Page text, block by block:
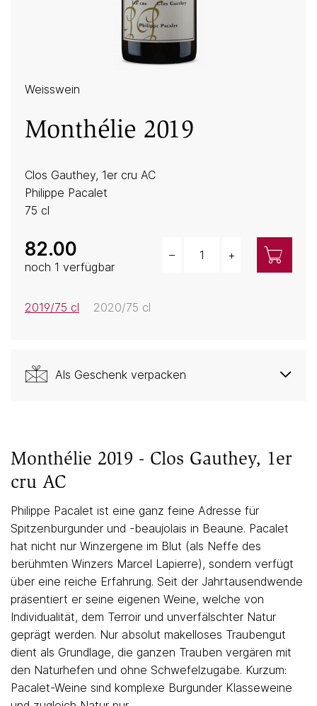
Weisswein
Monthélie 2019
Clos Gauthey, 1er cru AC
Philippe Pacalet
75 cl
82.00
noch 1 verfügbar
– +
2019/75 cl 2020/75 cl
Als Geschenk verpacken
Monthélie 2019 - Clos Gauthey, 1er
cru AC
Philippe Pacalet ist eine ganz feine Adresse für
Spitzenburgunder und -beaujolais in Beaune. Pacalet
hat nicht nur Winzergene im Blut (als Neffe des
berühmten Winzers Marcel Lapierre), sondern verfügt
über eine reiche Erfahrung. Seit der Jahrtausendwende
präsentiert er seine eigenen Weine, welche von
Individualität, dem Terroir und unverfälschter Natur
geprägt werden. Nur absolut makelloses Traubengut
dient als Grundlage, die ganzen Trauben vergären mit
den Naturhefen und ohne Schwefelzugabe. Kurzum:
Pacalet-Weine sind komplexe Burgunder Klasseweine